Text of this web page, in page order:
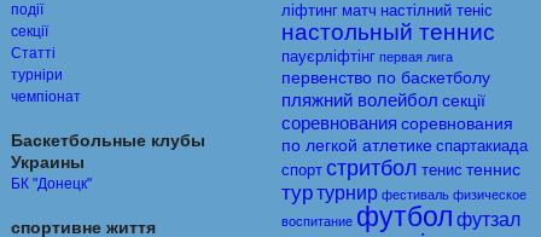
події
секції
Статті
турніри
чемпіонат
Баскетбольные клубы
Украины
БК "Донецк"
спортивне життя
ліфтинг матч настiлний тенiс
настольный теннис
пауєрліфтінг первая лига
первенство по баскетболу
пляжний волейбол секції
соревнования соревнования
по легкой атлетике спартакиада
спорт стритбол тенис теннис
туртурнир фестиваль физическое
воспитание футбол футзал